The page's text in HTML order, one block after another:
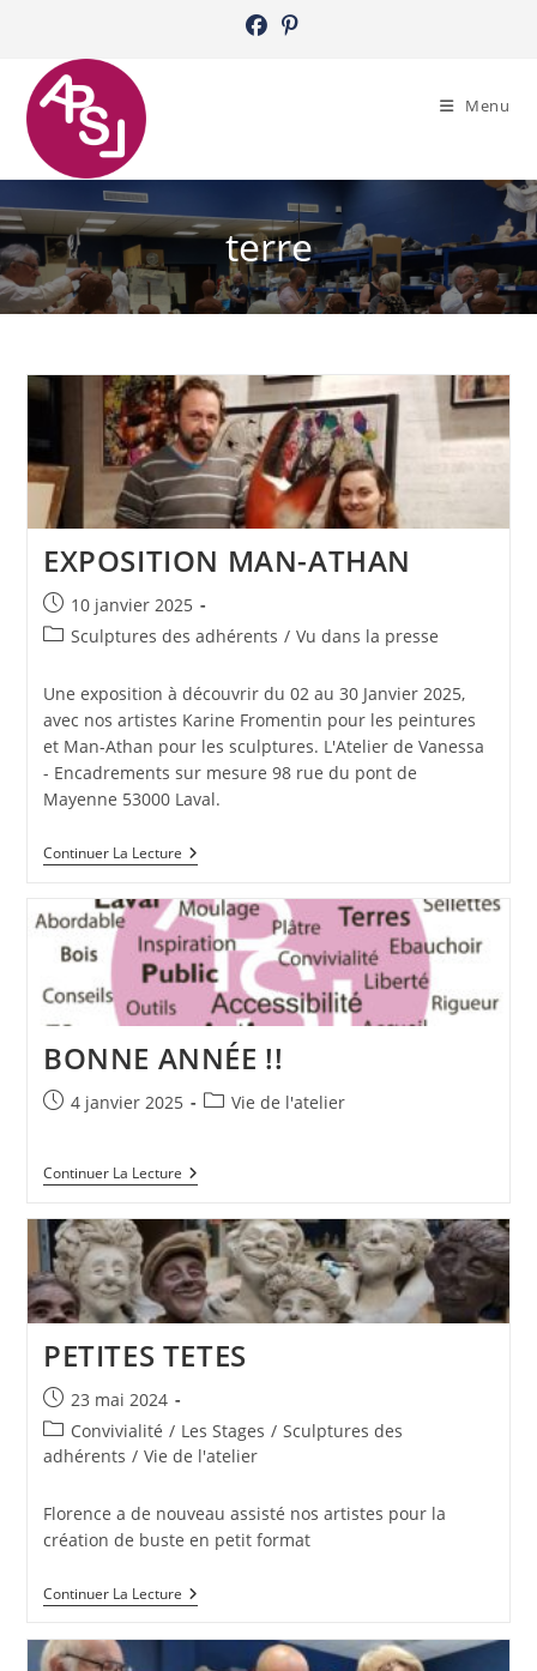
content
Menu
terre
EXPOSITION MAN-ATHAN
Publication
publiée :
10 janvier 2025
PostSculptures des adhérents / Vu dans la presse
Une exposition à découvrir du 02 au 30 Janvier 2025,
avec nos artistes Karine Fromentin pour les peintures
et Man-Athan pour les sculptures. L'Atelier de Vanessa
- Encadrements sur mesure 98 rue du pont de
Mayenne 53000 Laval.
Continuer La LectureEXPOSITION
MAN-
BONNE ANNÉE !!
Publication
4 janvier 2025
PostVie de l'atelier
Continuer La LectureBONNE
ANNÉE
PETITES TETES
Publication
publiée :
23 mai 2024
Post
category:
Convivialité / Les Stages / Sculptures des
adhérents / Vie de l'atelier
Florence a de nouveau assisté nos artistes pour la
création de buste en petit format
Continuer La LecturePETITES
TETES